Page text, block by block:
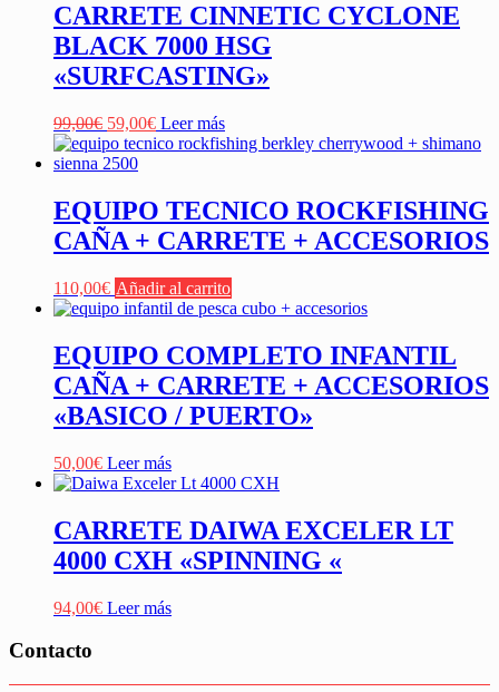
CARRETE CINNETIC CYCLONE
BLACK 7000 HSG
«SURFCASTING»
99,00€ El
precio
original
99,00€.
59,00€El
precio
59,00€.
Leer más
EQUIPO TECNICO ROCKFISHING
CAÑA + CARRETE + ACCESORIOS
110,00€ Añadir al carrito
EQUIPO COMPLETO INFANTIL
CAÑA + CARRETE + ACCESORIOS
«BASICO / PUERTO»
50,00€ Leer más
CARRETE DAIWA EXCELER LT
4000 CXH «SPINNING «
94,00€ Leer más
Contacto